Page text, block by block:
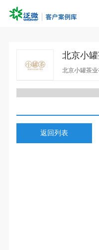
北京小
北京小罐茶业
返回列表